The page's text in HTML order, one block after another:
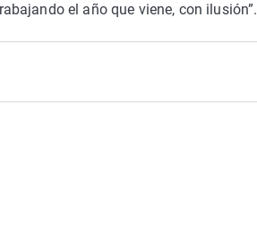
el año que viene, con ilusión”.